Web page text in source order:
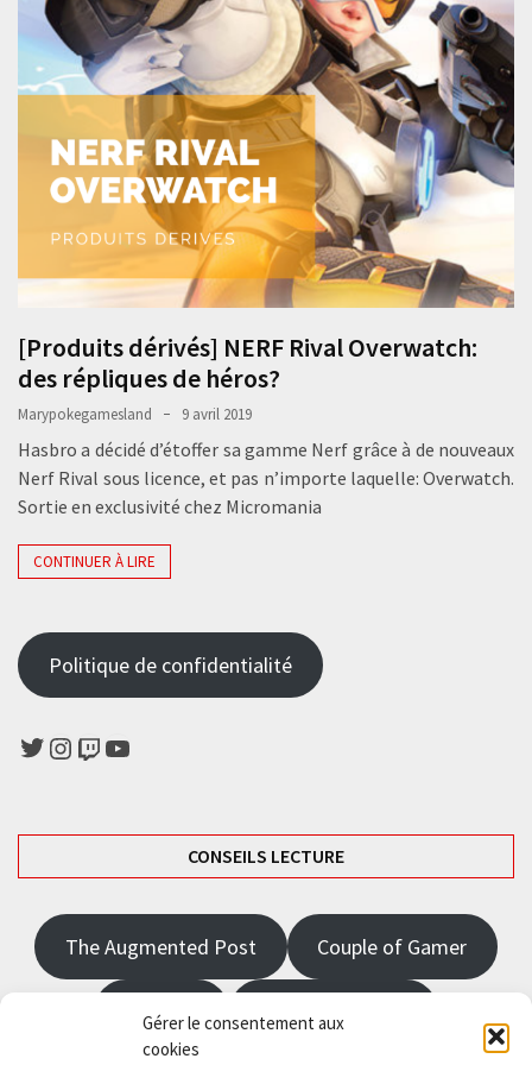
Gérer le consentement aux
cookies
[Produits dérivés] NERF Rival Overwatch:
des répliques de héros?
Marypokegamesland 9 avril 2019
Hasbro a décidé d’étoffer sa gamme Nerf grâce à de nouveaux
Nerf Rival sous licence, et pas n’importe laquelle: Overwatch.
Sortie en exclusivité chez Micromania
CONTINUER À LIRE
Politique de confidentialité
Twitter
Instagram
TwitchYouTube
CONSEILS LECTURE
The Augmented Post Couple of Gamer
JRPGFR State of Gaming